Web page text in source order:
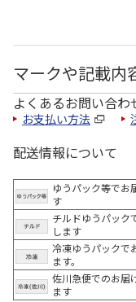
マークや記載内
よくあるお問い合わ
お支払い方法
配送情報について
ゆうパック等でお
す
チルドゆうパック
します
冷凍ゆうパックで
ます。
佐川急便でのお届
ます